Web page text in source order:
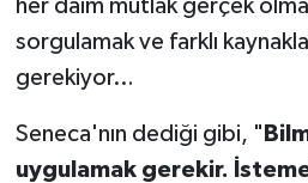
her daim mutlak gerçek
sorgulamak ve farklı
gerekiyor…
Seneca'nın dediği gibi, "
uygulamak gerekir.